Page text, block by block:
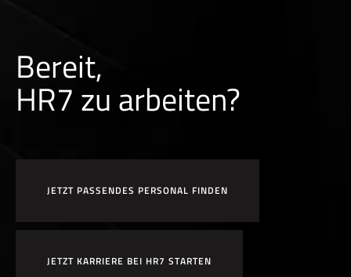
Bereit,
HR7 zu arbeiten?
JETZT PASSENDES PERSONAL FINDEN
JETZT KARRIERE BEI HR7 STARTEN